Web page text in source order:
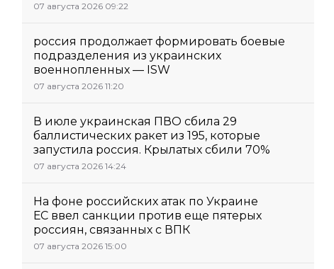
07 августа 2026 09:22
россия продолжает формировать боевые
подразделения из украинских
военнопленных — ISW
07 августа 2026 11:20
В июле украинская ПВО сбила 29
баллистических ракет из 195, которые
запустила россия. Крылатых сбили 70%
07 августа 2026 14:24
На фоне российских атак по Украине
ЕС ввел санкции против еще пятерых
россиян, связанных с ВПК
07 августа 2026 15:00